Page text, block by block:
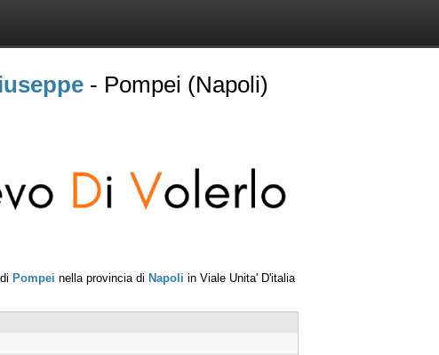
- Pompei (Napoli)
Pompei nella provincia di Napoli in Viale Unita' D'italia